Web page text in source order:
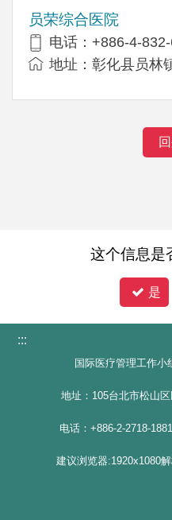
员荣综合医院
电话：+886-4-
地址：彰化县员林
这个信息是
是
:::
国际医疗管理工作
地址：105台北市松山
电话：+886-2-2718-
建议浏览器:1920x1080